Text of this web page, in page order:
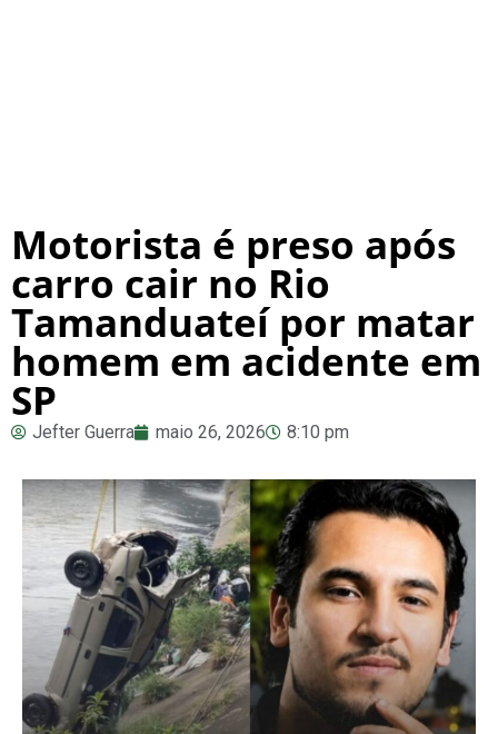
Motorista é preso após
carro cair no Rio
Tamanduateí por matar
homem em acidente em
SP
Jefter Guerra maio 26, 2026 8:10 pm